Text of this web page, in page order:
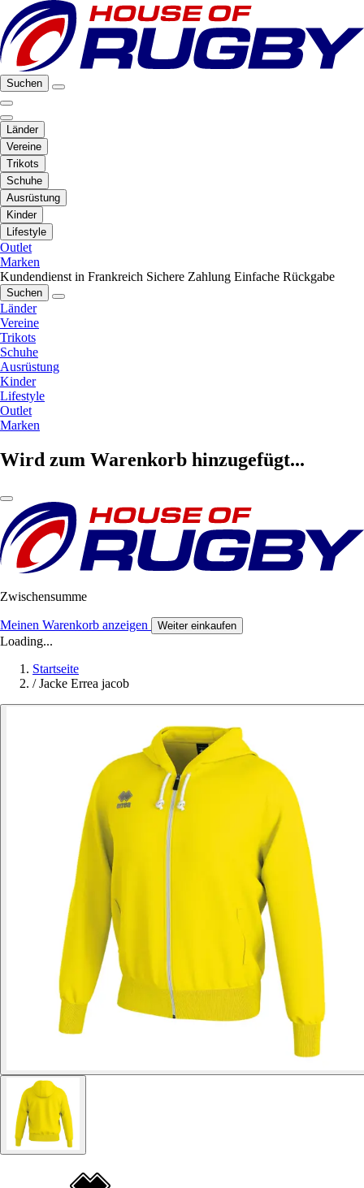
Suchen
Länder
Vereine
Trikots
Schuhe
Ausrüstung
Kinder
Lifestyle
Outlet
Marken
Kundendienst in Frankreich Sichere Zahlung Einfache Rückgabe
Suchen
Länder
Vereine
Trikots
Schuhe
Ausrüstung
Kinder
Lifestyle
Outlet
Marken
Wird zum Warenkorb hinzugefügt...
Zwischensumme
Meinen Warenkorb anzeigen Weiter einkaufen
Loading...
Startseite
/ Jacke Errea jacob